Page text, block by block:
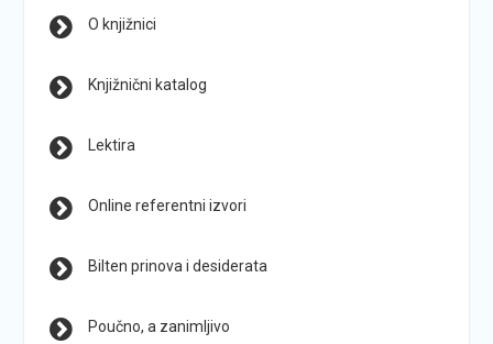
O knjižnici
Knjižnični katalog
Lektira
Online referentni izvori
Bilten prinova i desiderata
Poučno, a zanimljivo